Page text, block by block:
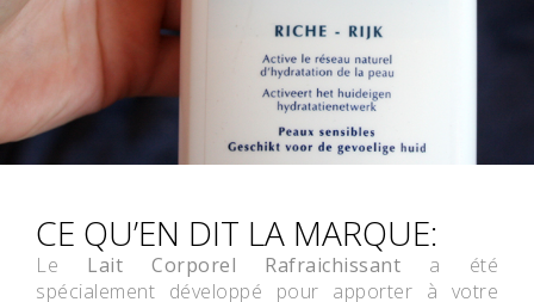
CE QU’EN DIT LA MARQUE:
Le Lait Corporel Rafraichissant a été
spécialement développé pour apporter à votre